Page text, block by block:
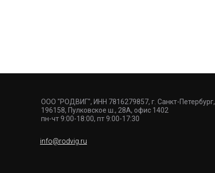
ООО "РОДВИГ", ИНН 7816279857, г. Санкт-Петербург,
196158, Пулковское ш., 28А, офис 1402
пн-чт 9:00-18:00, пт 9:00-17:30
info@rodvig.ru